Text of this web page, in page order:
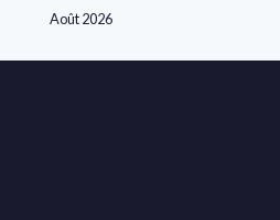
Août 2026